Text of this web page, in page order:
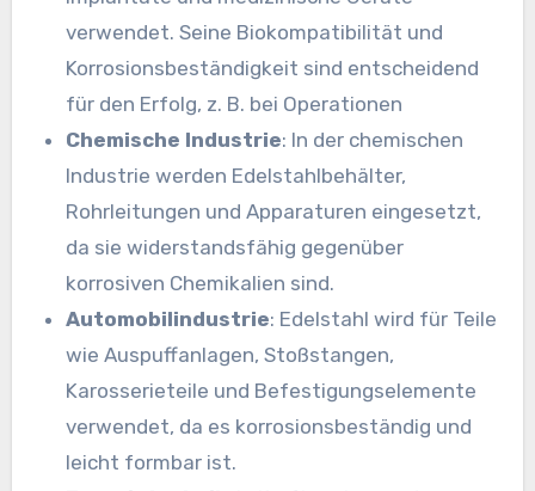
verwendet. Seine Biokompatibilität und
Korrosionsbeständigkeit sind entscheidend
für den Erfolg, z. B. bei Operationen
Chemische Industrie: In der chemischen
Industrie werden Edelstahlbehälter,
Rohrleitungen und Apparaturen eingesetzt,
da sie widerstandsfähig gegenüber
korrosiven Chemikalien sind.
Automobilindustrie: Edelstahl wird für Teile
wie Auspuffanlagen, Stoßstangen,
Karosserieteile und Befestigungselemente
verwendet, da es korrosionsbeständig und
leicht formbar ist.